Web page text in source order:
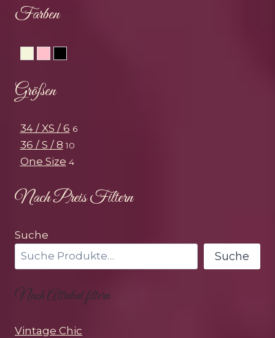
Farben
Größen
34 / XS / 6 6
36 / S / 8 10
One Size 4
Nach Preis Filtern
Suche
Suche
Nach Attribut filtern
Vintage Chic